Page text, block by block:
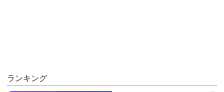
ランキング